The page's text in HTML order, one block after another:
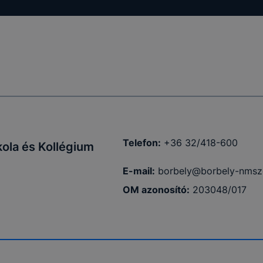
és Kollégium Telefon: +36 32/418-600
E-mail: borbely@borbely-
OM azonosító: 203048/017